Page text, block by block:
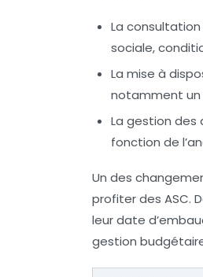
La
sociale,
La mise à
notamment un
La gestion des
fonction de
Un des
profiter des ASC.
leur date
gestion